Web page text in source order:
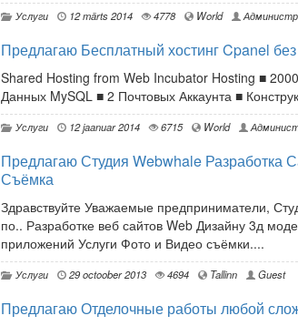
Услуги 12 märts 2014 4778 World
Предлагаю Бесплатный хостинг Cpanel
Shared Hosting from Web Incubator Hosting ■
Данных MySQL ■ 2 Почтовых Аккаунта ■
Услуги 12 jaanuar 2014 6715 World
Предлагаю Студия Webwhale
Съёмка
Здравствуйте Уважаемые предприниматели,
по.. Разработке веб сайтов Web Дизайну 3д
приложений Услуги Фото и Видео съёмки....
Услуги 29 octoober 2013 4694 Tallinn Guest
Предлагаю Отделочные работы любой